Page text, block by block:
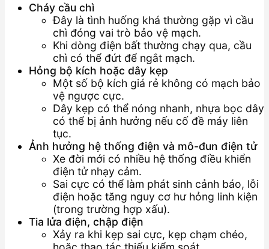
Cháy cầu chì
Đây là tình huống khá thường gặp vì cầu
chì đóng vai trò bảo vệ mạch.
Khi dòng điện bất thường chạy qua, cầu
chì có thể đứt để ngắt mạch.
Hỏng bộ kích hoặc dây kẹp
Một số bộ kích giá rẻ không có mạch bảo
vệ ngược cực.
Dây kẹp có thể nóng nhanh, nhựa bọc dây
có thể bị ảnh hưởng nếu cố đề máy liên
tục.
Ảnh hưởng hệ thống điện và mô-đun điện tử
Xe đời mới có nhiều hệ thống điều khiển
điện tử nhạy cảm.
Sai cực có thể làm phát sinh cảnh báo, lỗi
điện hoặc tăng nguy cơ hư hỏng linh kiện
(trong trường hợp xấu).
Tia lửa điện, chập điện
Xảy ra khi kẹp sai cực, kẹp chạm chéo,